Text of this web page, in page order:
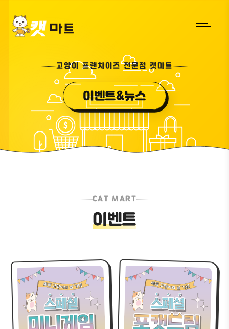
고양이 프랜차이즈 전문점 캣마트
이벤트&뉴스
CAT MART
이벤트